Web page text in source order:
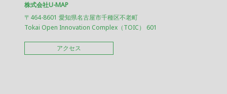
株式会社U-MAP
〒464-8601 愛知県名古屋市千種区不老町
Tokai Open Innovation Complex（TOIC） 601
アクセス